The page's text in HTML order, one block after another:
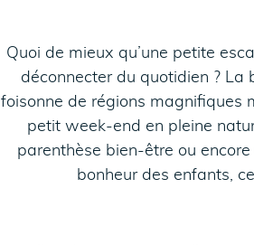
Quoi de mieux qu’une petite
déconnecter du quotidien ? La
foisonne de régions magnifiques
petit week-end en pleine
parenthèse bien-être ou
bonheur des enfants,